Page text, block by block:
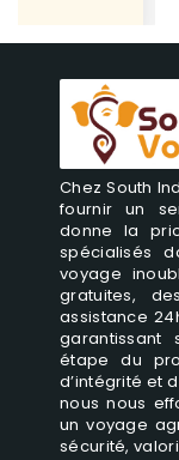
Chez South
fournir un
donne la
spécialisés
voyage
gratuites,
assistance
garantissant
étape du
d’intégrité et
nous nous
un voyage
sécurité,